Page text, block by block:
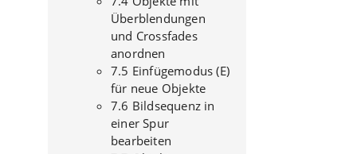
Überblendungen
und Crossfades
anordnen
7.5 Einfügemodus (E)
für neue Objekte
7.6 Bildsequenz in
einer Spur
bearbeiten